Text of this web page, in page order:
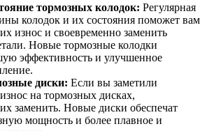
тормозных колодок: Регулярная
колодок и их состояния поможет вам
износ и своевременно заменить
Новые тормозные колодки
эффективность и улучшенное
диски: Если вы заметили
на тормозных дисках,
заменить. Новые диски обеспечат
мощность и более плавное и